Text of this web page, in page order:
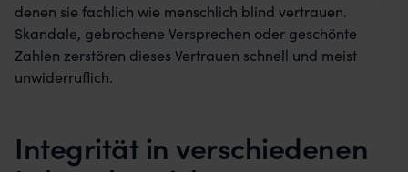
denen sie fachlich wie menschlich blind vertrauen.
Skandale, gebrochene Versprechen oder geschönte
Zahlen zerstören dieses Vertrauen schnell und meist
unwiderruflich.
Integrität in verschiedenen